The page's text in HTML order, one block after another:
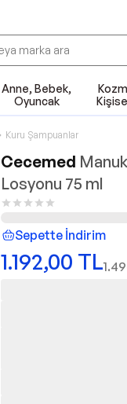
Anne, Bebek,
Oyuncak
Kuru Şampuanlar
Cecemed
Losyonu 75 ml
Sepette İndirim
1.192,00 TL